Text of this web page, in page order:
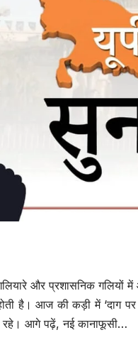
और प्रशासनिक
है। आज की कड़ी में ‘दाग पर
रहे। आगे पढ़ें, नई कानाफूसी…